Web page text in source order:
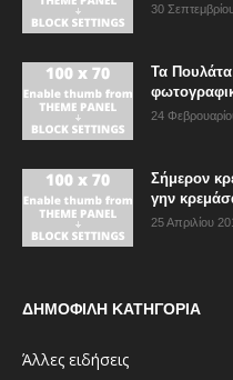
30
Τα
24
Σήμερον
γην
25 Απριλίου
ΔΗΜΟΦΙΛΗ ΚΑΤΗΓΟΡΙΑ
Άλλες ειδήσεις